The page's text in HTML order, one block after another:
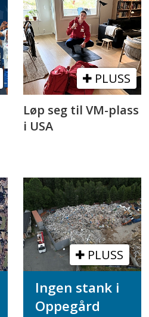
PLUSS
Løp seg til VM-plass
i USA
PLUSS
Ingen stank i
Oppegård